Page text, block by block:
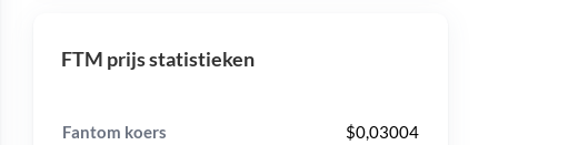
FTM prijs statistieken
Fantom koers $0,03004